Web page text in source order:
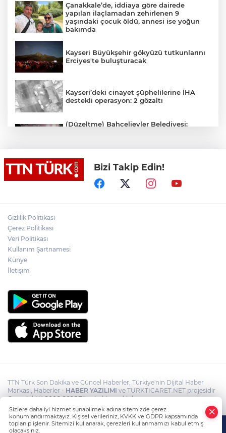
Çanakkale’de, iddiaya göre dairede
yapılan ilaçlamadan zehirlenen 9
yaşındaki çocuk öldü, annesi ise yoğun
bakımda
Kayseri Büyükşehir gökyüzü tutkunlarını
Erciyes'te buluşturacak
Kayseri’deki cinayet şüphelilerine İHA
destekli operasyon: 2 gözaltı
(Düzeltme) Bahçelievler Belediyesi:
bir can kaybı veya yaralanma
Adalet Bakanı Gürlek eski Özel Harekat
Başkanı Behçet Oktay’ın yakınlarını
Bakan Yumaklı: "İspanya’da
Bizi Takip Edin!
Gizlilik Politikası
Çerez Politikası
Veri Politikası
Kullanım Şartnamesi
Künye
İletişim
TTN Türk Son Dakika ve Güncel Haberler, Türkiye'nin Dijital Haber
Markası, Haberler - HABER YAZILIMI ve TURKTICARET.NET projesidir
Copyright© 2006-2026 Tüm hakları saklıdır.
Sizlere daha iyi hizmet sunabilmek adına sitemizde çerez
konumlandırmaktayız. Kişisel verileriniz, KVKK ve GDPR kapsamında
toplanıp işlenir. Sitemizi kullanarak, çerezleri kullanmamızı kabul etmiş
olacaksınız.